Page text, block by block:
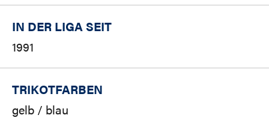
IN DER LIGA SEIT
1991
TRIKOTFARBEN
gelb / blau